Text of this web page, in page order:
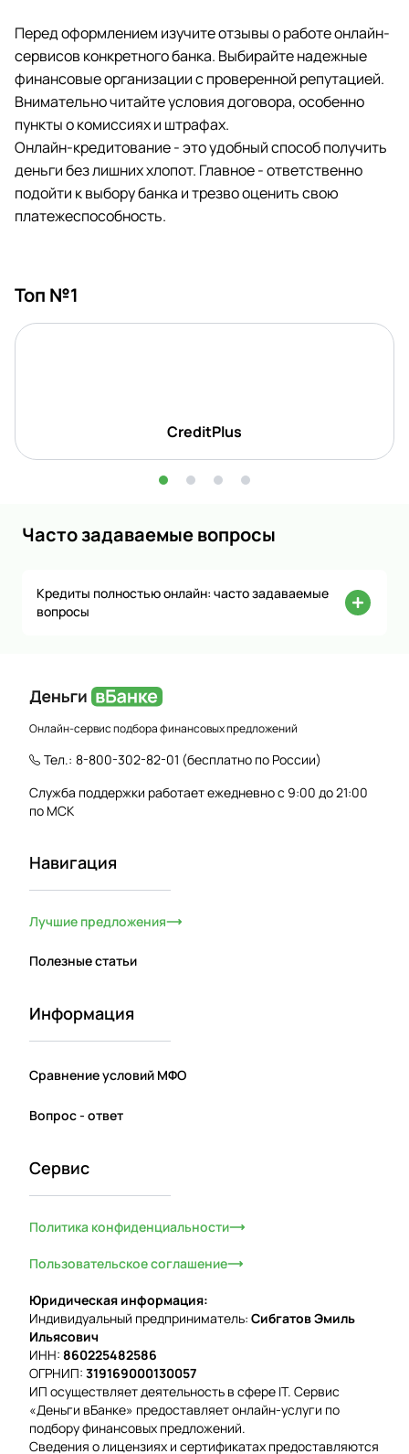
Перед оформлением изучите отзывы о работе онлайн-
сервисов конкретного банка. Выбирайте надежные
финансовые организации с проверенной репутацией.
Внимательно читайте условия договора, особенно
пункты о комиссиях и штрафах.
Онлайн-кредитование - это удобный способ получить
деньги без лишних хлопот. Главное - ответственно
подойти к выбору банка и трезво оценить свою
платежеспособность.
Топ №1
CreditPlus
Часто задаваемые вопросы
Кредиты полностью онлайн: часто задаваемые
вопросы
Онлайн-сервис подбора финансовых предложений
Тел.: 8-800-302-82-01 (бесплатно по России)
Служба поддержки работает ежедневно с 9:00 до 21:00
по МСК
Навигация
Лучшие предложения
Полезные статьи
Информация
Сравнение условий МФО
Вопрос - ответ
Сервис
Политика конфиденциальности
Пользовательское соглашение
Юридическая информация:
Индивидуальный предприниматель: Сибгатов Эмиль
Ильясович
ИНН: 860225482586
ОГРНИП: 319169000130057
ИП осуществляет деятельность в сфере IT. Сервис
«Деньги вБанке» предоставляет онлайн-услуги по
подбору финансовых предложений.
Сведения о лицензиях и сертификатах предоставляются